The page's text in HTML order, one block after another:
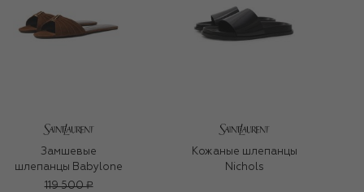
Замшевые
шлепанцы Babylone
119 500 ₽
Кожаные шлепанцы
Nichols